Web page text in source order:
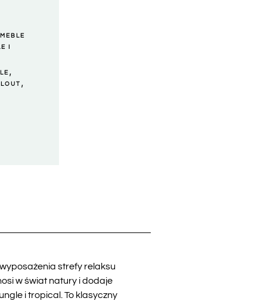
MEBLE
I
,
,
strefy relaksu
w świat natury i dodaje
i tropical. To klasyczny